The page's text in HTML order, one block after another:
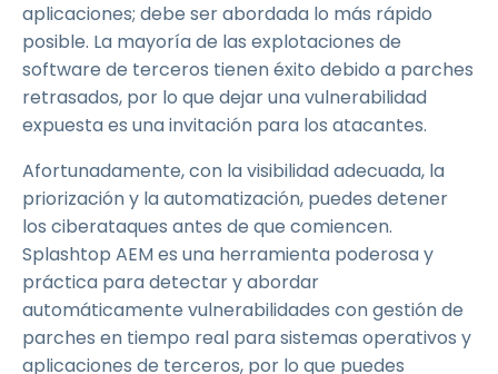
aplicaciones; debe ser abordada lo más rápido
posible. La mayoría de las explotaciones de
software de terceros tienen éxito debido a parches
retrasados, por lo que dejar una vulnerabilidad
expuesta es una invitación para los atacantes.
Afortunadamente, con la visibilidad adecuada, la
priorización y la automatización, puedes detener
los ciberataques antes de que comiencen.
Splashtop AEM es una herramienta poderosa y
práctica para detectar y abordar
automáticamente vulnerabilidades con gestión de
parches en tiempo real para sistemas operativos y
aplicaciones de terceros, por lo que puedes